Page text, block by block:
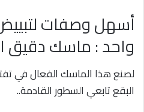
أسهل وصفات
واحد : ماسك دقيق
لصنع هذا الماسك الفعال في
البقع تابعي السطور القادمة..